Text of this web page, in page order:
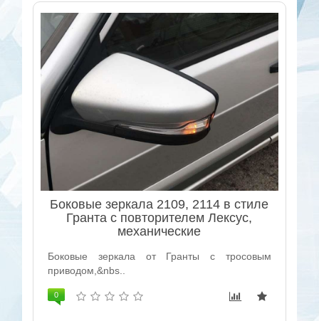
Боковые зеркала 2109, 2114 в стиле
Гранта с повторителем Лексус,
механические
Боковые зеркала от Гранты с тросовым
приводом,&nbs..
0